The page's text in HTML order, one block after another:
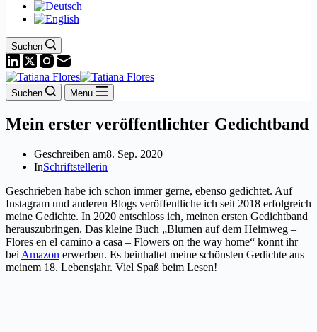
Suchen
Suchen Menu
Mein erster veröffentlichter Gedichtband
Geschreiben am8. Sep. 2020
InSchriftstellerin
Geschrieben habe ich schon immer gerne, ebenso gedichtet. Auf
Instagram und anderen Blogs veröffentliche ich seit 2018 erfolgreich
meine Gedichte. In 2020 entschloss ich, meinen ersten Gedichtband
herauszubringen. Das kleine Buch „Blumen auf dem Heimweg –
Flores en el camino a casa – Flowers on the way home“ könnt ihr
bei Amazon erwerben. Es beinhaltet meine schönsten Gedichte aus
meinem 18. Lebensjahr. Viel Spaß beim Lesen!